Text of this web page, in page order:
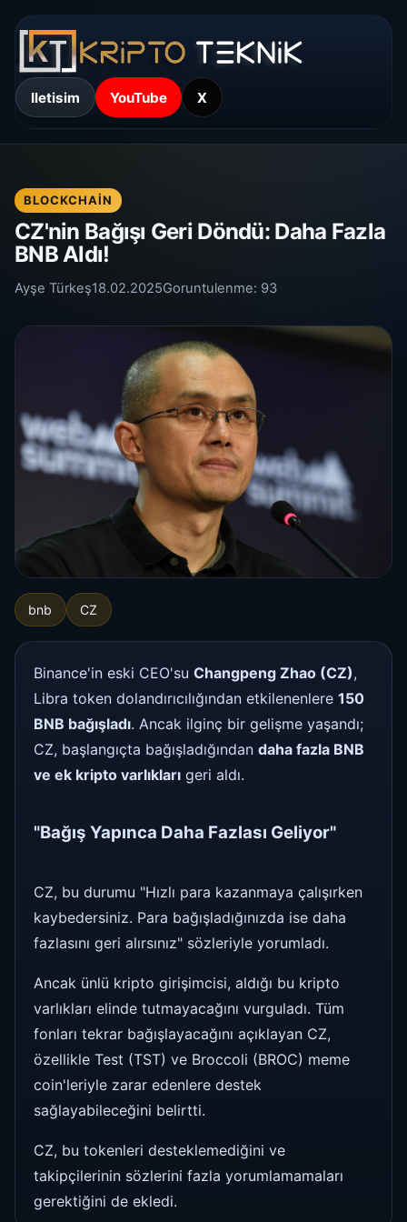
Iletisim YouTube X
BLOCKCHAIN
CZ'nin Bağışı Geri Döndü: Daha Fazla
BNB Aldı!
Ayşe Türkeş18.02.2025Goruntulenme: 93
bnb CZ
Binance'in eski CEO'su Changpeng Zhao (CZ),
Libra token dolandırıcılığından etkilenenlere 150
BNB bağışladı. Ancak ilginç bir gelişme yaşandı;
CZ, başlangıçta bağışladığından daha fazla BNB
ve ek kripto varlıkları geri aldı.
"Bağış Yapınca Daha Fazlası Geliyor"
CZ, bu durumu "Hızlı para kazanmaya çalışırken
kaybedersiniz. Para bağışladığınızda ise daha
fazlasını geri alırsınız" sözleriyle yorumladı.
Ancak ünlü kripto girişimcisi, aldığı bu kripto
varlıkları elinde tutmayacağını vurguladı. Tüm
fonları tekrar bağışlayacağını açıklayan CZ,
özellikle Test (TST) ve Broccoli (BROC) meme
coin'leriyle zarar edenlere destek
sağlayabileceğini belirtti.
CZ, bu tokenleri desteklemediğini ve
takipçilerinin sözlerini fazla yorumlamamaları
gerektiğini de ekledi.